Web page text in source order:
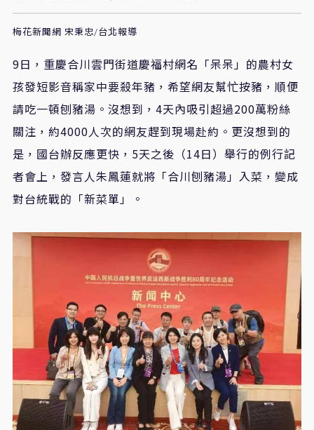
梅花新聞網 宋秉忠/台北報導
9日，重慶合川雲門街道慶福村網名「呆呆」的農村女
孩發短影音稱家中要殺年豬，希望網友幫忙按豬，順便
請吃一頓刨豬湯。沒想到，4天內吸引超過200萬粉絲
關注，約4000人次的網友趕到現場赴約。更沒想到的
是，國台辦反應更快，5天之後（14日）舉行的例行記
者會上，發言人朱鳳蓮就將「合川刨豬湯」入菜，變成
對台統戰的「新菜單」。